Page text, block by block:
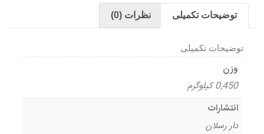
توضیحات تکمیلی نظرات (0)
توضیحات تکمیلی
وزن
0,450 کیلوگرم
انتشارات
دار رسلان